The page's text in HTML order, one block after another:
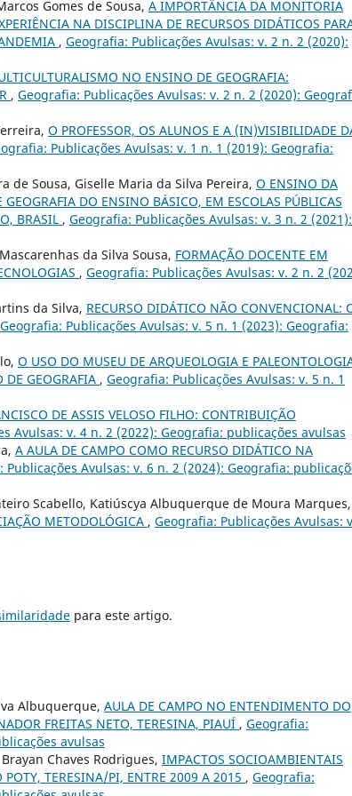
Gomes de Sousa, A IMPORTÂNCIA DA MONITORIA
NA DISCIPLINA DE RECURSOS DIDÁTICOS
, Geografia: Publicações Avulsas: v. 2 n. 2 (2020):
NO ENSINO DE GEOGRAFIA:
, Geografia: Publicações Avulsas: v. 2 n. 2 (2020):
O PROFESSOR, OS ALUNOS E A (IN)VISIBILIDADE
Publicações Avulsas: v. 1 n. 1 (2019): Geografia:
de Sousa, Giselle Maria da Silva Pereira, O ENSINO DA
GEOGRAFIA DO ENSINO BÁSICO, EM ESCOLAS PÚBLICAS
BRASIL , Geografia: Publicações Avulsas: v. 3 n. 2 (2021):
da Silva Sousa, FORMAÇÃO DOCENTE EM
, Geografia: Publicações Avulsas: v. 2 n. 2
da Silva, RECURSO DIDÁTICO NÃO CONVENCIONAL:
Geografia: Publicações Avulsas: v. 5 n. 1 (2023): Geografia:
O USO DO MUSEU DE ARQUEOLOGIA E
DE GEOGRAFIA , Geografia: Publicações Avulsas: v. 5 n. 1
DE ASSIS VELOSO FILHO: CONTRIBUIÇÃO
Avulsas: v. 4 n. 2 (2022): Geografia: publicações avulsas
A AULA DE CAMPO COMO RECURSO DIDÁTICO NA
Publicações Avulsas: v. 6 n. 2 (2024): Geografia:
Scabello, Katiúscya Albuquerque de Moura Marques,
METODOLÓGICA , Geografia: Publicações Avulsas:
para este artigo.
Albuquerque, AULA DE CAMPO NO ENTENDIMENTO DO
FREITAS NETO, TERESINA, PIAUÍ , Geografia:
avulsas
Chaves Rodrigues, IMPACTOS SOCIOAMBIENTAIS
TERESINA/PI, ENTRE 2009 A 2015 , Geografia: